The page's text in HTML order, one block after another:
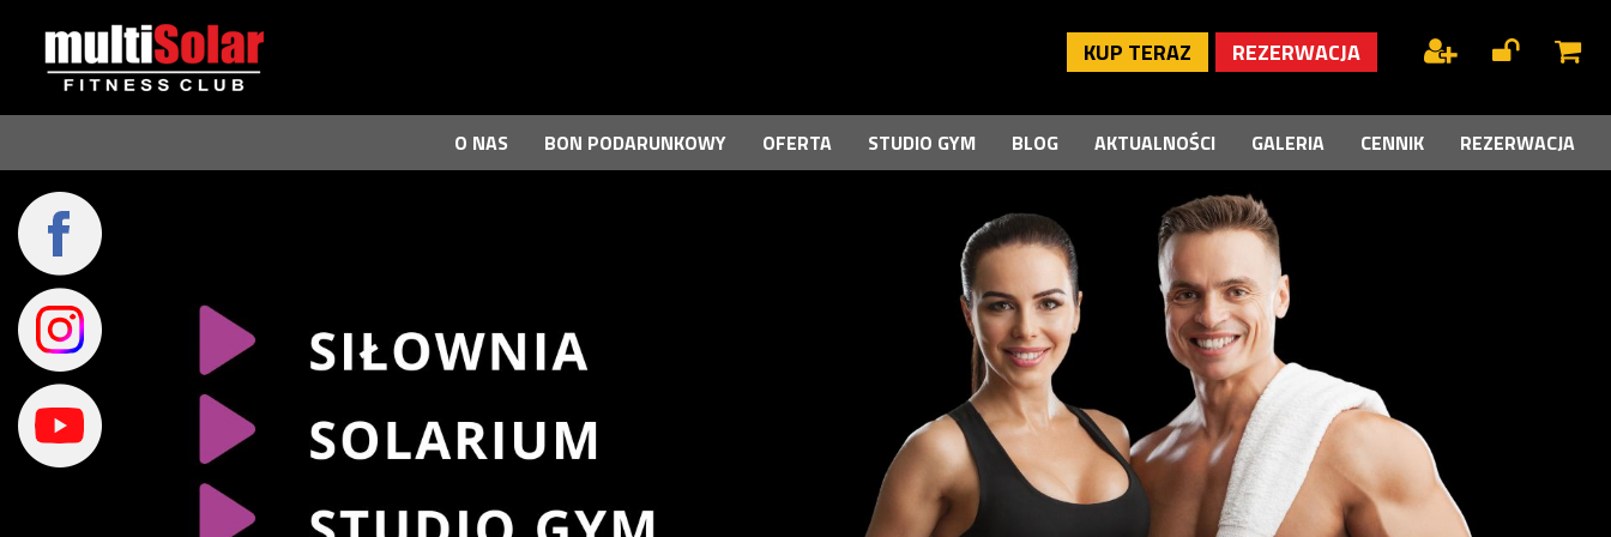
KUP TERAZ REZERWACJA
O NAS BON PODARUNKOWY OFERTA STUDIO GYM BLOG AKTUALNOŚCI GALERIA CENNIK REZERWACJA